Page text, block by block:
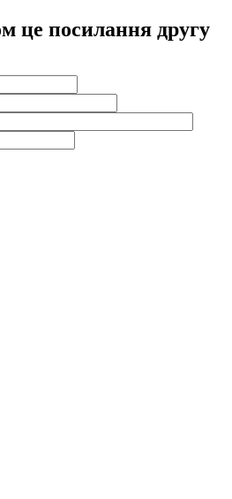
це посилання другу